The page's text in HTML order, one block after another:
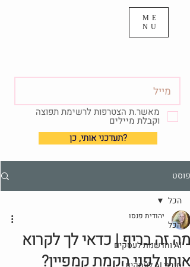
ME
NU
מאשר.ת הצטרפות לרשימת תפוצה
וקבלת מיילים
?תעדכני אותי, כן
פוסט
הכל
AI וחדשנות לעסקים
הכל
מה זה בריף | כדאי לך לקרוא
אותו לפני הקמת קמפיין?
יהודית פנסו